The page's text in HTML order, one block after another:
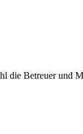
die Betreuer und